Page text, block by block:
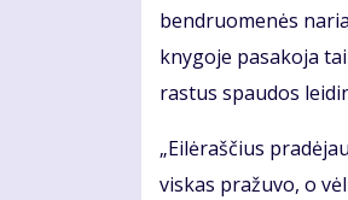
bendruomenės
knygoje pasakoja
rastus spaudos
„Eilėraščius
viskas pražuvo, o